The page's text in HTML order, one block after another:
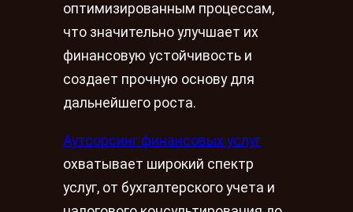
оптимизированным процессам,
что значительно улучшает их
финансовую устойчивость и
создает прочную основу для
дальнейшего роста.
Аутсорсинг финансовых услуг
охватывает широкий спектр
услуг, от бухгалтерского учета и